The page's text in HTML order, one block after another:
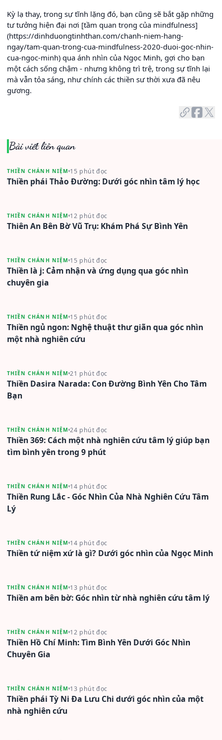
Kỳ lạ thay, trong sự tĩnh lặng đó, bạn cũng sẽ bắt gặp những
tư tưởng hiện đại nơi [tầm quan trọng của mindfulness]
(https://dinhduongtinhthan.com/chanh-niem-hang-
ngay/tam-quan-trong-cua-mindfulness-2020-duoi-goc-nhin-
cua-ngoc-minh) qua ánh nhìn của Ngọc Minh, gợi cho bạn
một cách sống chậm - nhưng không trì trệ, trong sự tĩnh lại
mà vẫn tỏa sáng, như chính các thiền sư thời xưa đã nêu
gương.
Bài viết liên quan
THIỀN CHÁNH NIỆM 15 phút đọc
Thiền phái Thảo Đường: Dưới góc nhìn tâm lý học
THIỀN CHÁNH NIỆM 12 phút đọc
Thiên An Bên Bờ Vũ Trụ: Khám Phá Sự Bình Yên
THIỀN CHÁNH NIỆM 15 phút đọc
Thiền là j: Cảm nhận và ứng dụng qua góc nhìn
chuyên gia
THIỀN CHÁNH NIỆM 15 phút đọc
Thiền ngủ ngon: Nghệ thuật thư giãn qua góc nhìn
một nhà nghiên cứu
THIỀN CHÁNH NIỆM 21 phút đọc
Thiền Dasira Narada: Con Đường Bình Yên Cho Tâm
Bạn
THIỀN CHÁNH NIỆM 24 phút đọc
Thiền 369: Cách một nhà nghiên cứu tâm lý giúp bạn
tìm bình yên trong 9 phút
THIỀN CHÁNH NIỆM 14 phút đọc
Thiền Rung Lắc - Góc Nhìn Của Nhà Nghiên Cứu Tâm
Lý
THIỀN CHÁNH NIỆM 14 phút đọc
Thiền tứ niệm xứ là gì? Dưới góc nhìn của Ngọc Minh
THIỀN CHÁNH NIỆM 13 phút đọc
Thiền am bên bờ: Góc nhìn từ nhà nghiên cứu tâm lý
THIỀN CHÁNH NIỆM 12 phút đọc
Thiền Hồ Chí Minh: Tìm Bình Yên Dưới Góc Nhìn
Chuyên Gia
THIỀN CHÁNH NIỆM 13 phút đọc
Thiền phái Tỳ Ni Đa Lưu Chi dưới góc nhìn của một
nhà nghiên cứu